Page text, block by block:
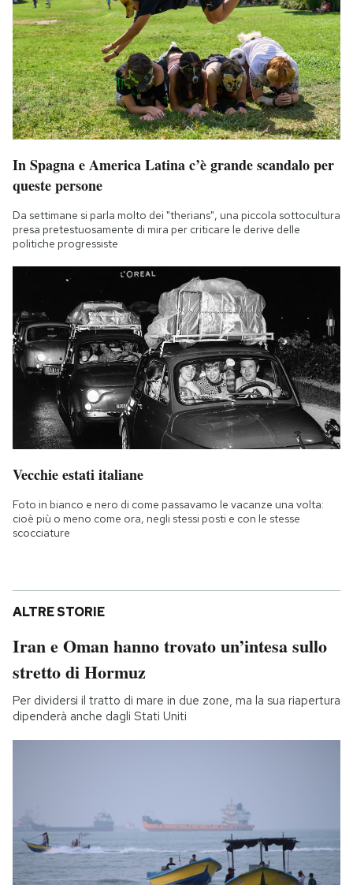
In Spagna e America Latina c’è grande scandalo per
queste persone
Da settimane si parla molto dei "therians", una piccola sottocultura
presa pretestuosamente di mira per criticare le derive delle
politiche progressiste
Vecchie estati italiane
Foto in bianco e nero di come passavamo le vacanze una volta:
cioè più o meno come ora, negli stessi posti e con le stesse
scocciature
ALTRE STORIE
Iran e Oman hanno trovato un’intesa sullo
stretto di Hormuz
Per dividersi il tratto di mare in due zone, ma la sua riapertura
dipenderà anche dagli Stati Uniti